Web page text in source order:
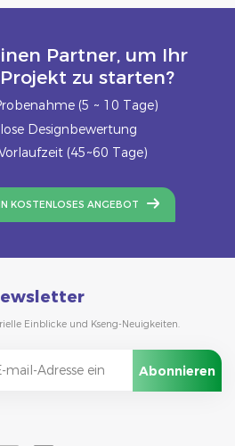
Partner, um Ihr
zu starten?
(5 ~ 10 Tage)
Designbewertung
(45~60 Tage)
KOSTENLOSES ANGEBOT
Einblicke und Kseng-Neuigkeiten.